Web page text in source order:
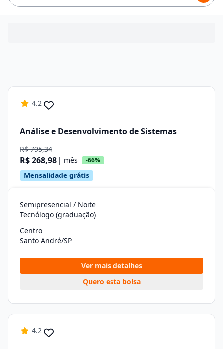
4.2
Análise e Desenvolvimento de Sistemas
R$ 795,34
R$ 268,98 | mês -66%
Mensalidade grátis
Semipresencial / Noite
Tecnólogo (graduação)
Centro
Santo André/SP
Ver mais detalhes
Quero esta bolsa
4.2